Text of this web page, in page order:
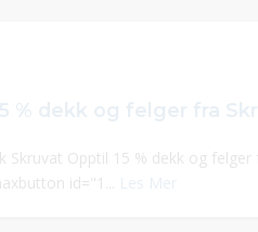
Skruvat Opptil 15 % dekk og felger
id="1...